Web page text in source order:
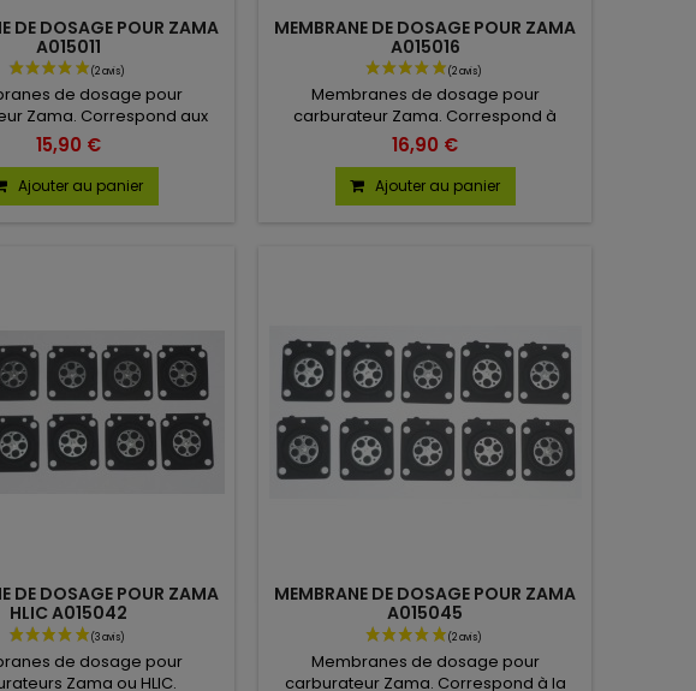
DE DOSAGE POUR ZAMA
A015011
de dosage pour
Zama. Correspond aux
A015011, STIHL 0000 121
Vendu en lot de 10.
15,90 €
Ajouter au panier
MEMBRANE DE DOSAGE POUR ZAMA
A015016
Membranes de dosage pour
carburateur Zama. Correspond à
la référence Zama A015016. Vendu en
lot de 10.
16,90 €
Ajouter au panier
DE DOSAGE POUR ZAMA
HLIC A015042
de dosage pour
Zama ou HLIC.
MEMBRANE DE DOSAGE POUR ZAMA
A015045
Membranes de dosage pour
carburateur Zama. Correspond à la